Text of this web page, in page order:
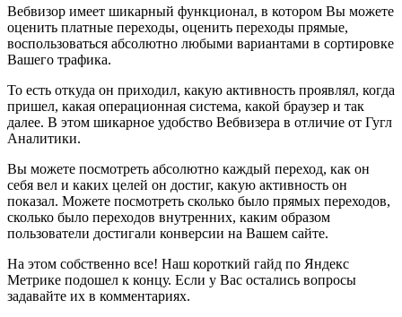
Вебвизор имеет шикарный функционал, в котором Вы можете
оценить платные переходы, оценить переходы прямые,
воспользоваться абсолютно любыми вариантами в сортировке
Вашего трафика.
То есть откуда он приходил, какую активность проявлял, когда
пришел, какая операционная система, какой браузер и так
далее. В этом шикарное удобство Вебвизера в отличие от Гугл
Аналитики.
Вы можете посмотреть абсолютно каждый переход, как он
себя вел и каких целей он достиг, какую активность он
показал. Можете посмотреть сколько было прямых переходов,
сколько было переходов внутренних, каким образом
пользователи достигали конверсии на Вашем сайте.
На этом собственно все! Наш короткий гайд по Яндекс
Метрике подошел к концу. Если у Вас остались вопросы
задавайте их в комментариях.